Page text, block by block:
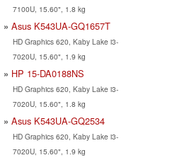
7100U, 15.60", 1.8 kg
Asus K543UA-GQ1657T
HD Graphics 620, Kaby Lake i3-
7020U, 15.60", 1.9 kg
HP 15-DA0188NS
HD Graphics 620, Kaby Lake i3-
7020U, 15.60", 1.8 kg
Asus K543UA-GQ2534
HD Graphics 620, Kaby Lake i3-
7020U, 15.60", 1.9 kg